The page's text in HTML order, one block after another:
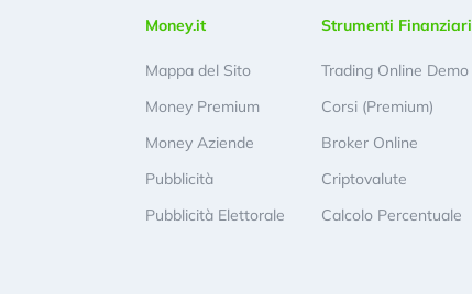
Money.it
Mappa del Sito
Money Premium
Money Aziende
Pubblicità
Pubblicità Elettorale
Strumenti Finanziari
Trading Online Demo
Corsi (Premium)
Broker Online
Criptovalute
Calcolo Percentuale